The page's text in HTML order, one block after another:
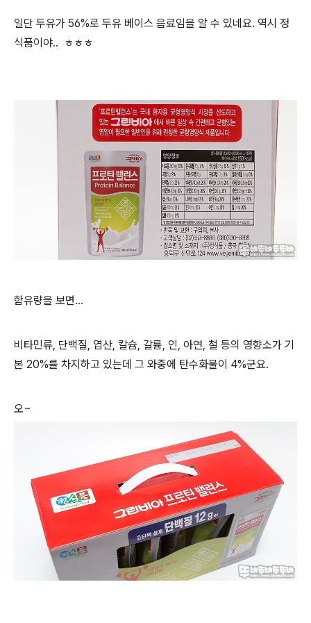
일단 두유가 56%로 두유 베이스 음료임을 알 수 있네요. 역시 정
식품이야.. ㅎㅎㅎ
함유량을 보면...
비타민류, 단백질, 엽산, 칼슘, 갈륨, 인, 아연, 철 등의 영향소가 기
본 20%를 차지하고 있는데 그 와중에 탄수화물이 4%군요.
오~